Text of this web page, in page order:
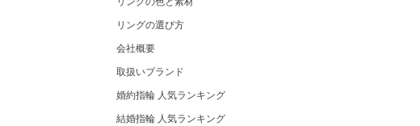
リングの選び方
会社概要
取扱いブランド
婚約指輪 人気ランキング
結婚指輪 人気ランキング